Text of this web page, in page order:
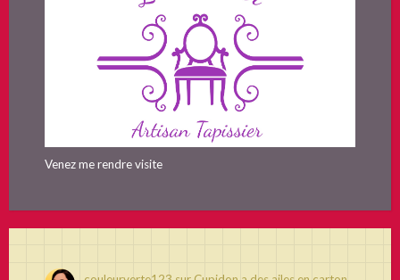
Venez me rendre visite